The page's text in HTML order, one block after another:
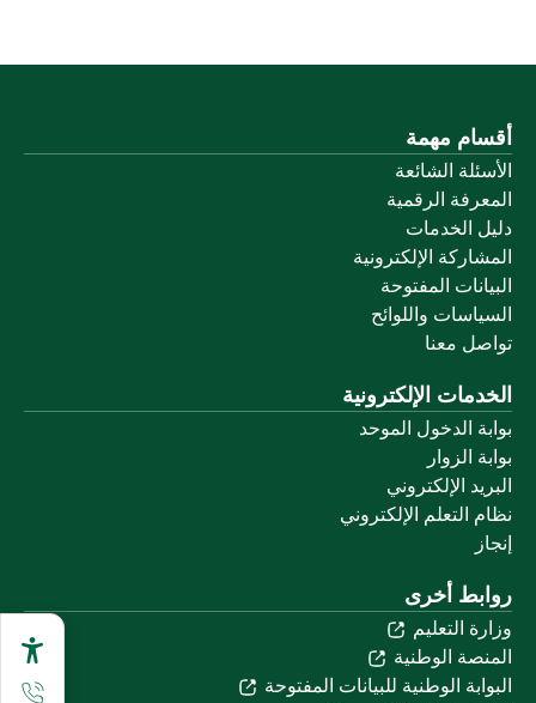
أقسام مهمة
الأسئلة الشائعة
المعرفة الرقمية
دليل الخدمات
المشاركة الإلكترونية
البيانات المفتوحة
السياسات واللوائح
تواصل معنا
الخدمات الإلكترونية
بوابة الدخول الموحد
بوابة الزوار
البريد الإلكتروني
نظام التعلم الإلكتروني
إنجاز
روابط أخرى
وزارة التعليم
المنصة الوطنية
البوابة الوطنية للبيانات المفتوحة